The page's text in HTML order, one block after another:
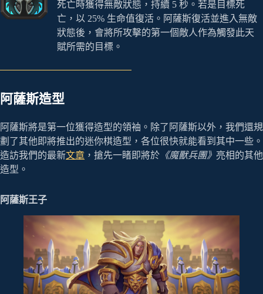
死亡時獲得無敵狀態，持續 5 秒。若是目標死
亡，以 25% 生命值復活。阿薩斯復活並進入無敵
狀態後，會將所攻擊的第一個敵人作為觸發此天
賦所需的目標。
阿薩斯造型
阿薩斯將是第一位獲得造型的領袖。除了阿薩斯以外，我們還規
劃了其他即將推出的迷你棋造型，各位很快就能看到其中一些。
造訪我們的最新文章 ，搶先一睹即將於 《魔獸兵團》 亮相的其他
造型。
阿薩斯王子